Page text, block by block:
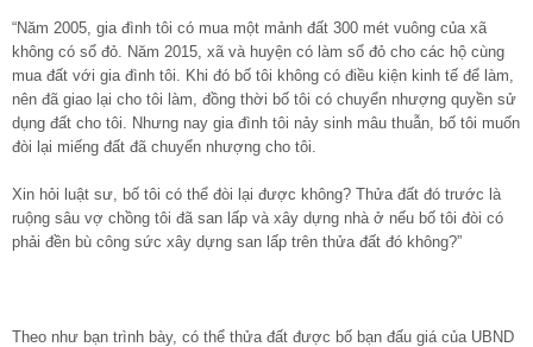
“Năm 2005, gia đình tôi có mua một mảnh đất 300 mét vuông của xã
không có sổ đỏ. Năm 2015, xã và huyện có làm sổ đỏ cho các hộ cùng
mua đất với gia đình tôi. Khi đó bố tôi không có điều kiện kinh tế để làm,
nên đã giao lại cho tôi làm, đồng thời bố tôi có chuyển nhượng quyền sử
dụng đất cho tôi. Nhưng nay gia đình tôi nảy sinh mâu thuẫn, bố tôi muốn
đòi lại miếng đất đã chuyển nhượng cho tôi.
Xin hỏi luật sư, bố tôi có thể đòi lại được không? Thửa đất đó trước là
ruộng sâu vợ chồng tôi đã san lấp và xây dựng nhà ở nếu bố tôi đòi có
phải đền bù công sức xây dựng san lấp trên thửa đất đó không?”
Theo như bạn trình bày, có thể thửa đất được bố bạn đấu giá của UBND